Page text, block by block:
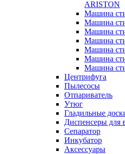
ARISTON
Машина
Машина
Машина
Машина
Машина
Машина
Машина
Центрифуга
Пылесосы
Отпариватель
Утюг
Гладильные
Диспенсеры для
Сепаратор
Инкубатор
Аксессуары